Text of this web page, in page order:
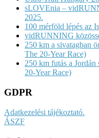
sLOVEnia –
2025.
100 mérföld lépés az
vidRUNNING
250 km a sivatagban
The 20-Year Race)
250 km futás a
20-Year Race)
GDPR
Adatkezelési tájékoztató.
ÁSZF